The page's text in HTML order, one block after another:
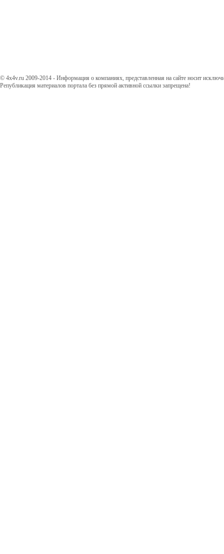
© 4x4v.ru 2009-2014 - Информация о компаниях, представленная на сайте носит
Републикация материалов портала без прямой активной ссылки запрещена!